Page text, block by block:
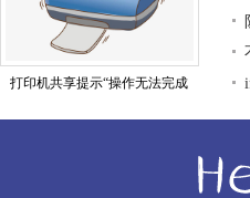
打印机共享提示“操作无法完成